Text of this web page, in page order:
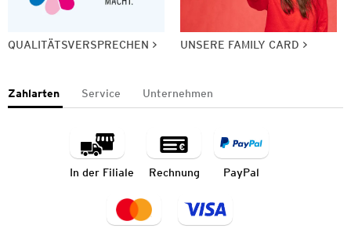
QUALITÄTSVERSPRECHEN UNSERE FAMILY CARD
Zahlarten Service Unternehmen
In der Filiale Rechnung PayPal